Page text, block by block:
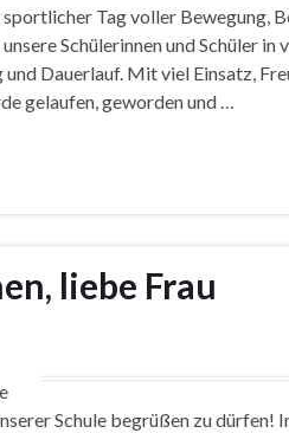
Tag voller Bewegung,
Schülerinnen und Schüler in
Dauerlauf. Mit viel Einsatz,
gelaufen, geworden und …
liebe Frau
Schule begrüßen zu dürfen!